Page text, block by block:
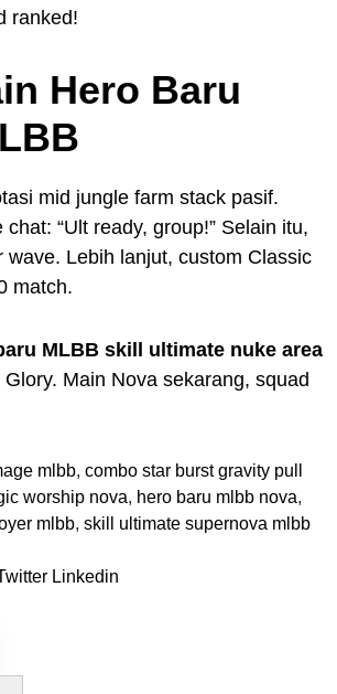
ranked!
Hero Baru
mid jungle farm stack pasif.
“Ult ready, group!” Selain itu,
wave. Lebih lanjut, custom Classic
match.
MLBB skill ultimate nuke area
Main Nova sekarang, squad
mlbb, combo star burst gravity pull
worship nova, hero baru mlbb nova,
mlbb, skill ultimate supernova mlbb
Linkedin